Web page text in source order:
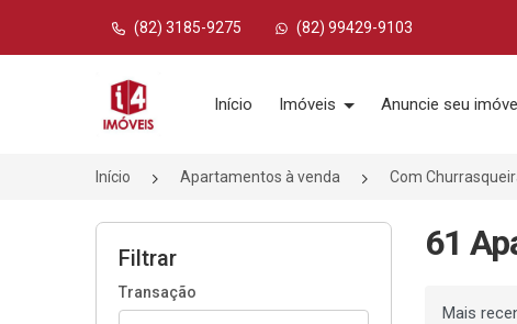
(82) 3185-9275 (82) 99429-9103
Página inicial
Início Imóveis Anuncie seu
Início Apartamentos à venda Com
Filtrar
Transação
61
Ordenar